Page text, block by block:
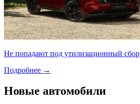
Не попадают под утилизационный сбор
Подробнее →
Новые автомобили